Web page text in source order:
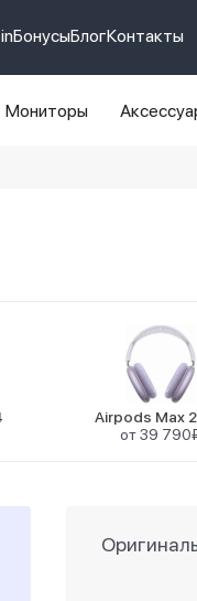
БонусыБлогКонтакты
Мониторы
Airpods Max
от 39